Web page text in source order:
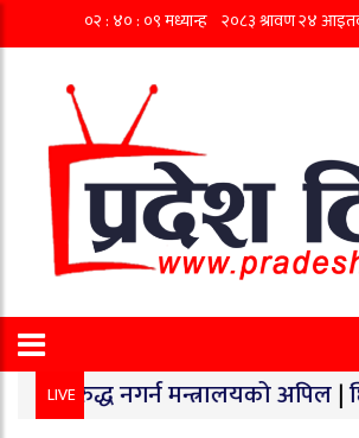
LIVE
मन्त्रालयको अपिल|छिपहरमाईमा